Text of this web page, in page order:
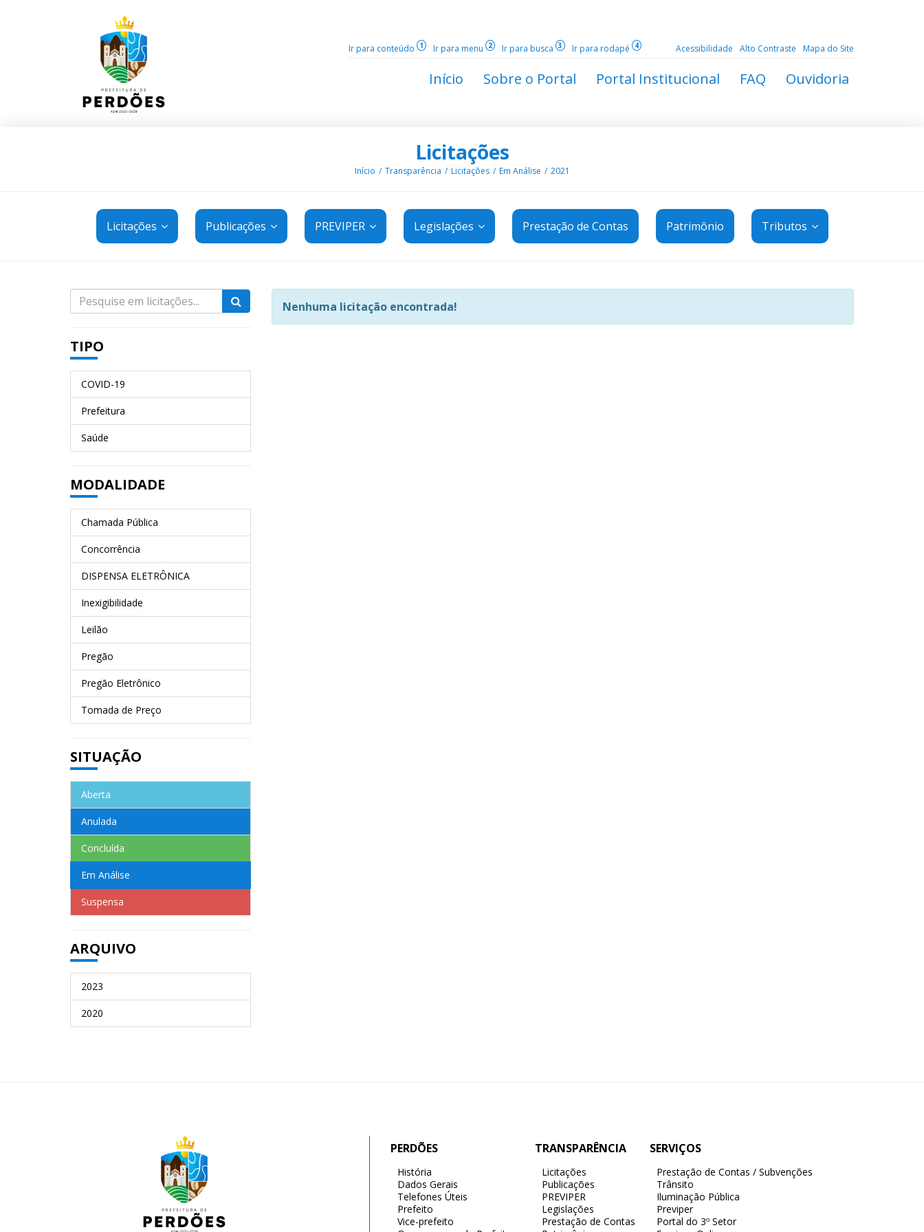
Ir para conteúdo 1 Ir para menu 2 Ir para busca 3 Ir para rodapé 4 Acessibilidade Alto Contraste Mapa do Site
Início Sobre o Portal Portal Institucional FAQ Ouvidoria
Licitações
Início Transparência Licitações Em Análise 2021
Licitações Publicações PREVIPER Legislações Prestação de Contas Patrimônio Tributos
TIPO
COVID-19
Prefeitura
Saúde
MODALIDADE
Chamada Pública
Concorrência
DISPENSA ELETRÔNICA
Inexigibilidade
Leilão
Pregão
Pregão Eletrônico
Tomada de Preço
SITUAÇÃO
Aberta
Anulada
Concluída
Em Análise
Suspensa
ARQUIVO
2023
2020
Nenhuma licitação encontrada!
PERDÕES
História
Dados Gerais
Telefones Úteis
Prefeito
Vice-prefeito
TRANSPARÊNCIA
Licitações
Publicações
PREVIPER
Legislações
Prestação de Contas
SERVIÇOS
Prestação de Contas / Subvenções
Trânsito
Iluminação Pública
Previper
Portal do 3º Setor